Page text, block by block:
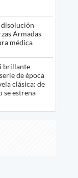
disolución
Armadas
médica
brillante
de época
clásica: de
se estrena